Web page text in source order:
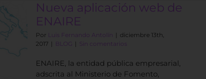
Nueva aplicación web de
ENAIRE
Por Luis Fernando Antolín | diciembre 13th,
2017 | BLOG | Sin comentarios
ENAIRE, la entidad pública empresarial,
adscrita al Ministerio de Fomento,